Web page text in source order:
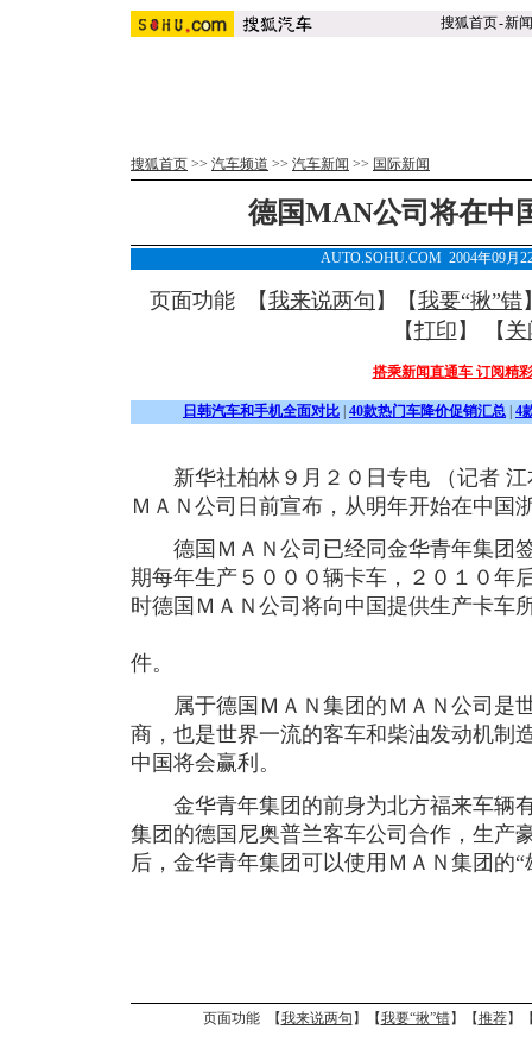
搜狐首页-新闻
搜狐首页 >> 汽车频道 >> 汽车新闻 >> 国际新闻
德国MAN公司将在中
AUTO.SOHU.COM 2004年09月
页面功能 【我来说两句 】【我要“揪”错
【打印 】 【 关
搭乘新闻直通车 订阅精
日韩汽车和手机全面对比 40款热门车降价促销汇总 4
新华社柏林９月２０日专电 （记者 江
ＭＡＮ公司日前宣布，从明年开始在中国
德国ＭＡＮ公司已经同金华青年集团
期每年生产５０００辆卡车，２０１０年
时德国ＭＡＮ公司将向中国提供生产卡车
件。
属于德国ＭＡＮ集团的ＭＡＮ公司是
商，也是世界一流的客车和柴油发动机制
中国将会赢利。
金华青年集团的前身为北方福来车辆
集团的德国尼奥普兰客车公司合作，生产
后，金华青年集团可以使用ＭＡＮ集团的
页面功能 【我来说两句 】【我要“揪”错】【推荐】